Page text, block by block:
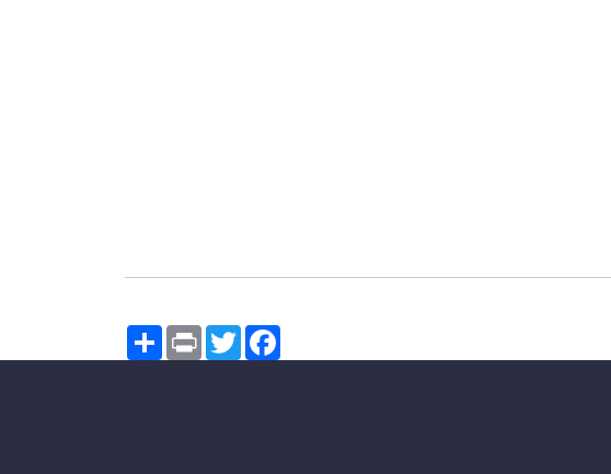
Share PrintTwitterFacebook